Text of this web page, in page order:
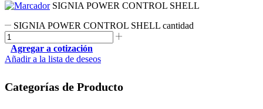
SIGNIA POWER CONTROL SHELL
SIGNIA POWER CONTROL SHELL cantidad
Agregar a cotización
Añadir a la lista de deseos
Categorías de Producto